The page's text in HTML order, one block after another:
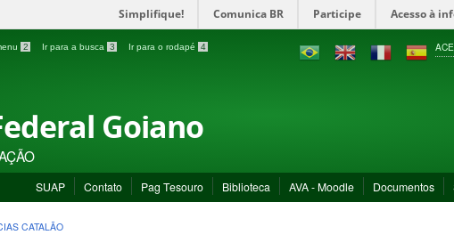
Simplifique! Comunica BR Participe Acesso à
2 Ir para a busca 3 Ir para o rodapé 4
Goiano
SUAP Contato Pag Tesouro Biblioteca AVA - Moodle Documentos
CATALÃO